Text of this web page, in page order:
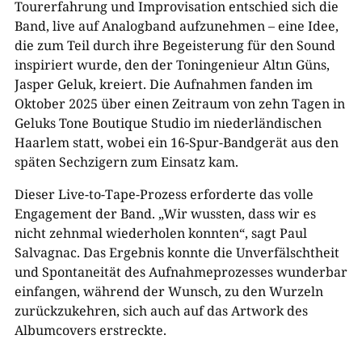
Tourerfahrung und Improvisation entschied sich die
Band, live auf Analogband aufzunehmen – eine Idee,
die zum Teil durch ihre Begeisterung für den Sound
inspiriert wurde, den der Toningenieur Altın Güns,
Jasper Geluk, kreiert. Die Aufnahmen fanden im
Oktober 2025 über einen Zeitraum von zehn Tagen in
Geluks Tone Boutique Studio im niederländischen
Haarlem statt, wobei ein 16-Spur-Bandgerät aus den
späten Sechzigern zum Einsatz kam.
Dieser Live-to-Tape-Prozess erforderte das volle
Engagement der Band. „Wir wussten, dass wir es
nicht zehnmal wiederholen konnten“, sagt Paul
Salvagnac. Das Ergebnis konnte die Unverfälschtheit
und Spontaneität des Aufnahmeprozesses wunderbar
einfangen, während der Wunsch, zu den Wurzeln
zurückzukehren, sich auch auf das Artwork des
Albumcovers erstreckte.